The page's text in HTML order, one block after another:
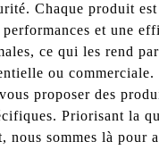
Chaque produit
et une
ce qui les rend
ou
proposer des
Priorisant la
nous sommes là pour